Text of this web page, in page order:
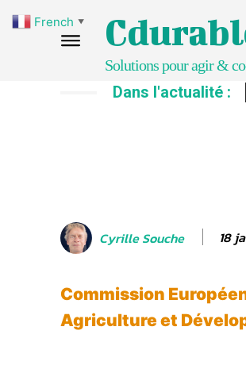
Solutions pour agir &
Dans l'actualité :
Cyrille Souche 18
Commission
Agriculture et
French ▼